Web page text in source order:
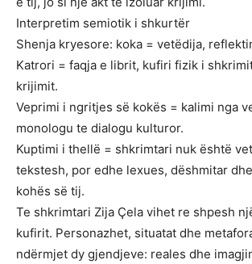
Interpretim semiotik i shkurtër
Shenja kryesore: koka = vetëdija,
Katrori = faqja e librit, kufiri fizik i
krijimit.
Veprimi i ngritjes së kokës = kalimi nga
monologu te dialogu kulturor.
Kuptimi i thellë = shkrimtari nuk është
tekstesh, por edhe lexues, dëshmitar
kohës së tij.
Te shkrimtari Zija Çela vihet re shpesh
kufirit. Personazhet, situatat dhe
ndërmjet dy gjendjeve: reales dhe